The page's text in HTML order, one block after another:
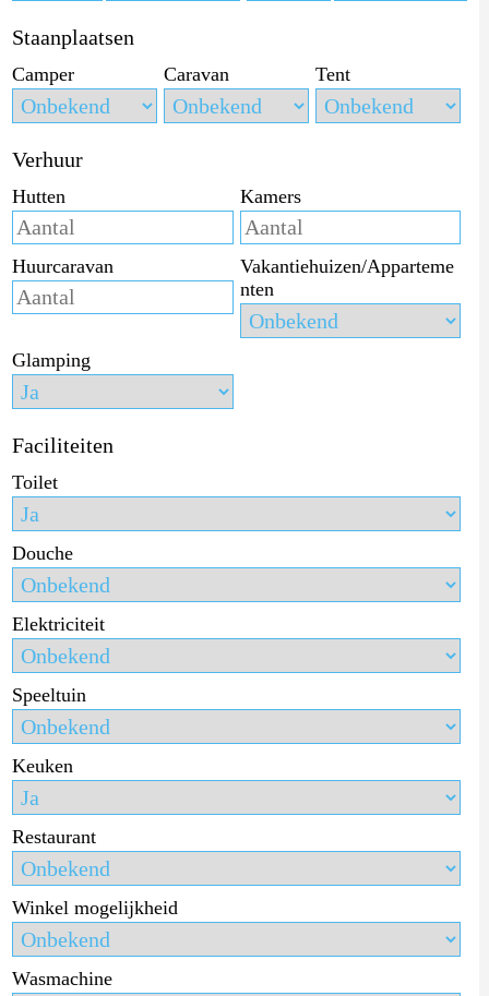
Staanplaatsen
Camper Caravan Tent
Verhuur
Hutten Kamers
Huurcaravan
Vakantiehuizen/Apparteme
nten
Glamping
Faciliteiten
Toilet
Douche
Elektriciteit
Speeltuin
Keuken
Restaurant
Winkel mogelijkheid
Wasmachine